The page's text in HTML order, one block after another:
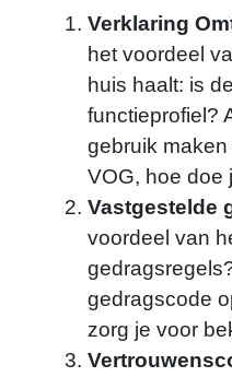
Rik
Verklaring
het voordeel
huis haalt: is
functieprofiel?
gebruik
VOG, hoe doe
Vastgestelde
voordeel van
gedragscode
zorg je voor